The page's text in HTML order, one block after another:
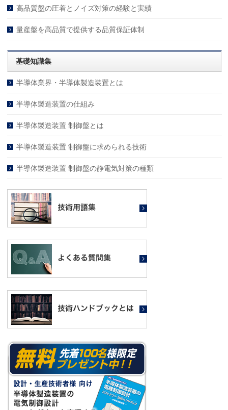
高品質盤の圧着とノイズ対策の経験と実績
量産盤を高品質で提供する品質保証体制
基礎知識集
半導体業界・半導体製造装置とは
半導体製造装置の仕組み
半導体製造装置 制御盤とは
半導体製造装置 制御盤に求められる技術
半導体製造装置 制御盤の静電気対策の種類